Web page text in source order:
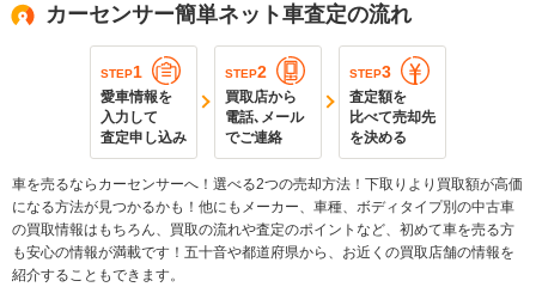
カーセンサー簡単ネット車査定の流れ
STEP1
愛車情報を
入力して
査定申し込み
STEP2
買取店から
電話､メール
でご連絡
STEP3
査定額を
比べて売却先
を決める
車を売るならカーセンサーへ！選べる2つの売却方法！下取りより買取額が高価
になる方法が見つかるかも！他にもメーカー、車種、ボディタイプ別の中古車
の買取情報はもちろん、買取の流れや査定のポイントなど、初めて車を売る方
も安心の情報が満載です！五十音や都道府県から、お近くの買取店舗の情報を
紹介することもできます。